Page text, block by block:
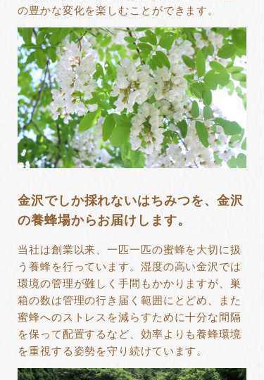
の豊かな変化を楽しむことができます。
金沢でしか採れないはちみつを、金沢
の養蜂場からお届けします。
当社は創業以来、一匹一匹の蜜蜂を大切に扱
う養蜂を行っています。湿度の高い金沢では
環境の管理が難しく手間もかかりますが、巣
箱の数は管理の行き届く範囲にとどめ、また
蜜蜂へのストレスを減らすために十分な間隔
を保って配置するなど、効率よりも養蜂環境
を重視する姿勢を守り続けています。